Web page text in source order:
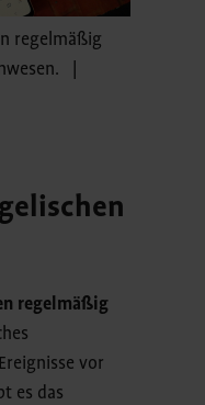
regelmäßig
|
regelmäßig
vor
es das